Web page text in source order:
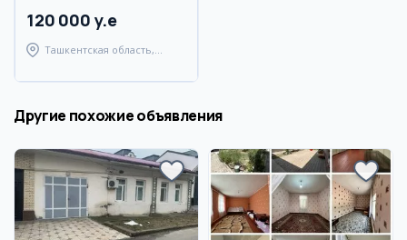
120 000 y.e
Ташкентская область,
Другие похожие объявления